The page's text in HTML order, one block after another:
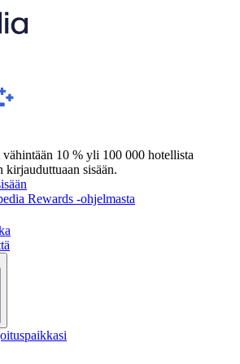
vähintään 10 % yli 100 000 hotellista
kirjauduttuaan sisään.
Rewards -ohjelmasta